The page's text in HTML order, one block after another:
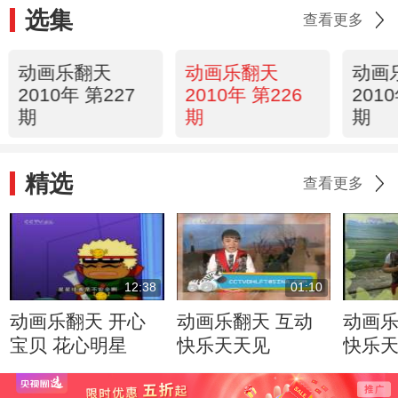
选集 查看更多
动画乐翻天
2010年 第227
期
动画乐翻天
2010年 第226
期
动画
期
精选 查看更多
12:38
动画乐翻天 开心
宝贝 花心明星
01:10
动画乐翻天 互动
快乐天天见
动画
快乐